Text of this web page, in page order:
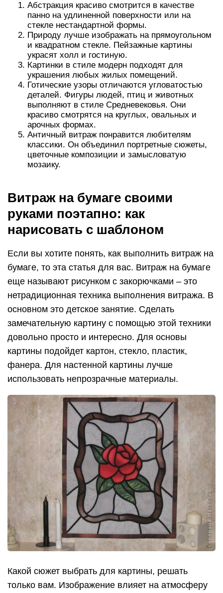
Абстракция красиво смотрится в качестве
панно на удлиненной поверхности или на
стекле нестандартной формы.
Природу лучше изображать на прямоугольном
и квадратном стекле. Пейзажные картины
украсят холл и гостиную.
Картинки в стиле модерн подходят для
украшения любых жилых помещений.
Готические узоры отличаются угловатостью
деталей. Фигуры людей, птиц и животных
выполняют в стиле Средневековья. Они
красиво смотрятся на круглых, овальных и
арочных формах.
Античный витраж понравится любителям
классики. Он объединил портретные сюжеты,
цветочные композиции и замысловатую
мозаику.
Витраж на бумаге своими
руками поэтапно: как
нарисовать с шаблоном
Если вы хотите понять, как выполнить витраж на
бумаге, то эта статья для вас. Витраж на бумаге
еще называют рисунком с закорючками – это
нетрадиционная техника выполнения витража. В
основном это детское занятие. Сделать
замечательную картину с помощью этой техники
довольно просто и интересно. Для основы
картины подойдет картон, стекло, пластик,
фанера. Для настенной картины лучше
использовать непрозрачные материалы.
Какой сюжет выбрать для картины, решать
только вам. Изображение влияет на атмосферу